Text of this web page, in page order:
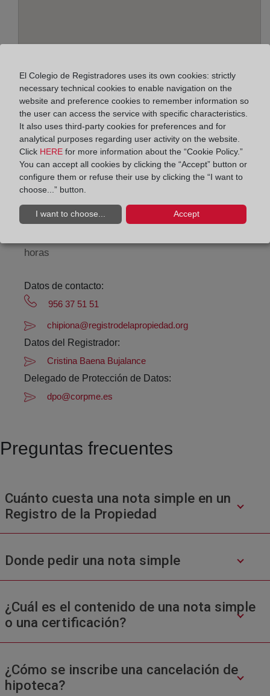
Address:
Avda. de La Laguna, 37 - local A - Edif. Las
Palmeras, 11550
Horario:
De lunes a viernes de 09:00 a 17:00 horas
Agosto: De lunes a viernes de 09:00 a 14:00 horas
horas
Datos de contacto:
956 37 51 51
chipiona@registrodelapropiedad.org
Datos del Registrador:
Cristina Baena Bujalance
Delegado de Protección de Datos:
dpo@corpme.es
Preguntas frecuentes
Cuánto cuesta una nota simple en un
Registro de la Propiedad
Donde pedir una nota simple
¿Cuál es el contenido de una nota simple
o una certificación?
¿Cómo se inscribe una cancelación de
hipoteca?
El Colegio de Registradores uses its own cookies: strictly
necessary technical cookies to enable navigation on the
website and preference cookies to remember information so
the user can access the service with specific characteristics.
It also uses third-party cookies for preferences and for
analytical purposes regarding user activity on the website.
Click HERE for more information about the “Cookie Policy.”
You can accept all cookies by clicking the “Accept” button or
configure them or refuse their use by clicking the “I want to
choose...” button.
I want to choose... Accept